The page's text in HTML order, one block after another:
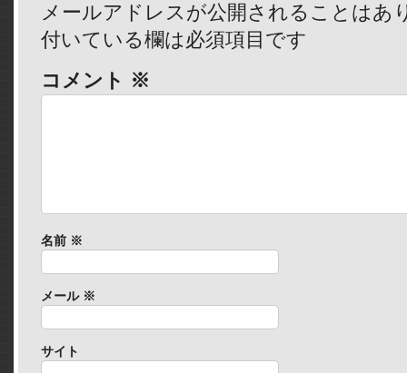
メールアドレスが公開されることはあ
付いている欄は必須項目です
コメント ※
名前 ※
メール ※
サイト